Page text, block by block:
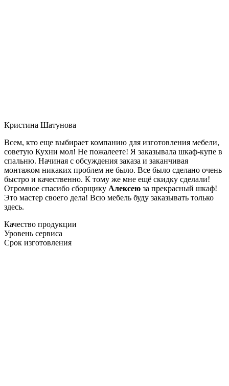
Кристина Шатунова
Всем, кто еще выбирает компанию для изготовления мебели,
советую Кухни мол! Не пожалеете! Я заказывала шкаф-купе в
спальню. Начиная с обсуждения заказа и заканчивая
монтажом никаких проблем не было. Все было сделано очень
быстро и качественно. К тому же мне ещё скидку сделали!
Огромное спасибо сборщику Алексею за прекрасный шкаф!
Это мастер своего дела! Всю мебель буду заказывать только
здесь.
Качество продукции
Уровень сервиса
Срок изготовления